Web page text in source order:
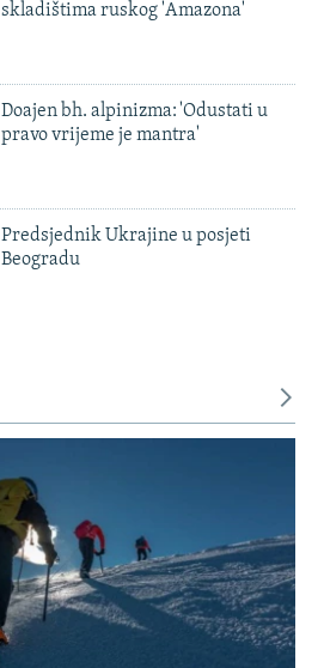
skladištima ruskog 'Amazona'
Doajen bh. alpinizma: 'Odustati u
pravo vrijeme je mantra'
Predsjednik Ukrajine u posjeti
Beogradu